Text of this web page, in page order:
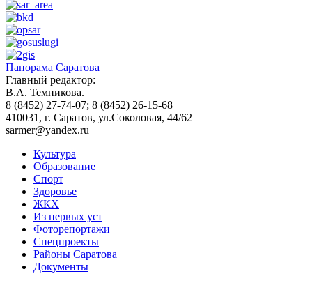
Панорама Саратова
Главный редактор:
В.А. Темникова.
8 (8452) 27-74-07; 8 (8452) 26-15-68
410031, г. Саратов, ул.Соколовая, 44/62
sarmer@yandex.ru
Культура
Образование
Спорт
Здоровье
ЖКХ
Из пеpвых уст
Фоторепортажи
Спецпроекты
Районы Саратова
Документы